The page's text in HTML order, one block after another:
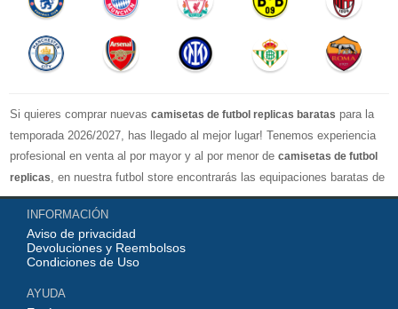
Si quieres comprar nuevas camisetas de futbol replicas baratas para la
temporada 2026/2027, has llegado al mejor lugar! Tenemos experiencia
profesional en venta al por mayor y al por menor de camisetas de futbol
replicas
, en nuestra futbol store encontrarás las equipaciones baratas de
los clubes más importantes y los equipos nacionales más fuertes del
mundo, nuestro jersey es directamente de fábrica, lo que garantiza que la
serie de camisetas tenga una calidad numerosa, completa y excelente
con una variedad de estilos confiable, Actualizar rápidamente las
Barcelona, real madrid jersey, Atletico de Madrid shirt, camiseta
INFORMACIÓN
Aviso de privacidad
Devoluciones y Reembolsos
Condiciones de Uso
AYUDA